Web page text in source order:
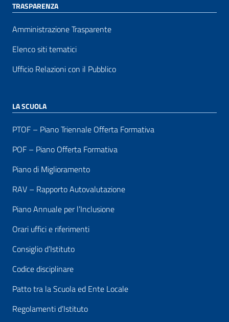
TRASPARENZA
Amministrazione Trasparente
Elenco siti tematici
Ufficio Relazioni con il Pubblico
LA SCUOLA
PTOF – Piano Triennale Offerta Formativa
POF – Piano Offerta Formativa
Piano di Miglioramento
RAV – Rapporto Autovalutazione
Piano Annuale per l’Inclusione
Orari uffici e riferimenti
Consiglio d’Istituto
Codice disciplinare
Patto tra la Scuola ed Ente Locale
Regolamenti d’Istituto